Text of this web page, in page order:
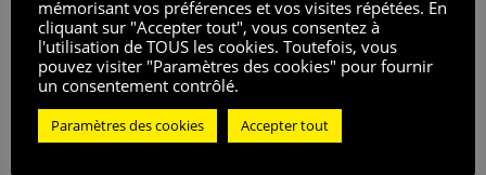
un choix crucial. Continueront-ils sur le chemin tracé par
leurs prédécesseurs communistes ou embrasseront-ils une
nouvelle direction sous le bannière du Rassemblement
national? Le futur de cette région vibrante, marquée par
son riche héritage industriel et culturel, pend au fil de cette
mémorisant vos préférences et vos visites répétées. En
cliquant sur "Accepter tout", vous consentez à
l'utilisation de TOUS les cookies. Toutefois, vous
pouvez visiter "Paramètres des cookies" pour fournir
un consentement contrôlé.
Paramètres des cookies Accepter tout